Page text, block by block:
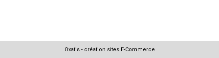
Oxatis - création sites E-Commerce